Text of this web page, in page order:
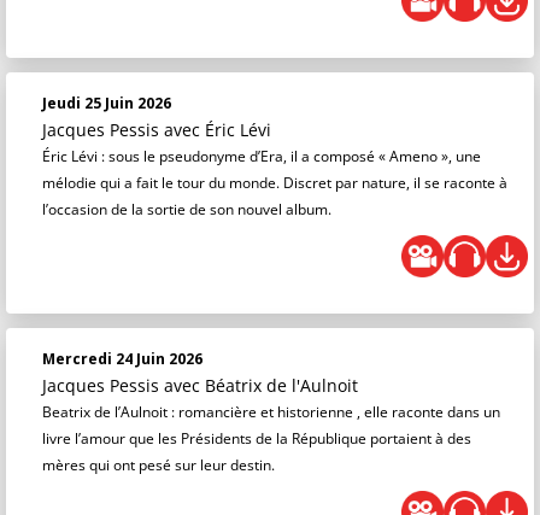
Jeudi 25 Juin 2026
Jacques Pessis avec Éric Lévi
Éric Lévi : sous le pseudonyme d’Era, il a composé « Ameno », une
mélodie qui a fait le tour du monde. Discret par nature, il se raconte à
l’occasion de la sortie de son nouvel album.
Mercredi 24 Juin 2026
Jacques Pessis avec Béatrix de l'Aulnoit
Beatrix de l’Aulnoit : romancière et historienne , elle raconte dans un
livre l’amour que les Présidents de la République portaient à des
mères qui ont pesé sur leur destin.